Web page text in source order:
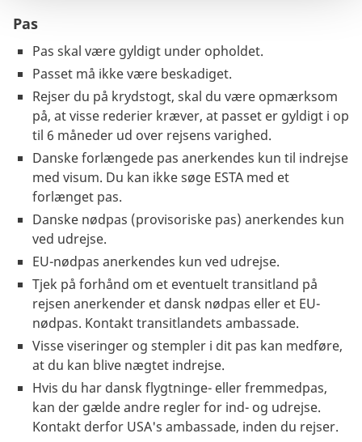
Pas
Pas skal være gyldigt under opholdet.
Passet må ikke være beskadiget.
Rejser du på krydstogt, skal du være opmærksom
på, at visse rederier kræver, at passet er gyldigt i op
til 6 måneder ud over rejsens varighed.
Danske forlængede pas anerkendes kun til indrejse
med visum. Du kan ikke søge ESTA med et
forlænget pas.
Danske nødpas (provisoriske pas) anerkendes kun
ved udrejse.
EU-nødpas anerkendes kun ved udrejse.
Tjek på forhånd om et eventuelt transitland på
rejsen anerkender et dansk nødpas eller et EU-
nødpas. Kontakt transitlandets ambassade.
Visse viseringer og stempler i dit pas kan medføre,
at du kan blive nægtet indrejse.
Hvis du har dansk flygtninge- eller fremmedpas,
kan der gælde andre regler for ind- og udrejse.
Kontakt derfor USA's ambassade, inden du rejser.